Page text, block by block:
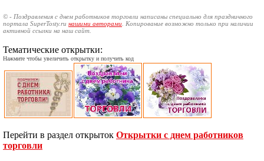
© - Поздравления с днем работников торговли написаны специально для праздничного
портала SuperTosty.ru нашими авторами . Копирование возможно только при наличии
активной ссылки на наш сайт.
Тематические открытки:
Нажмите чтобы увеличить открытку и получить код
Перейти в раздел открыток Открытки с днем работников
торговли